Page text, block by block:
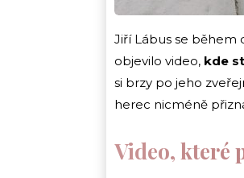
Jiří Lábus se během
objevilo video, kde
si brzy po jeho
herec nicméně
Video, které